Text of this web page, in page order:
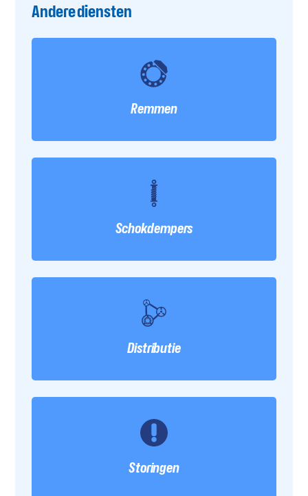
Andere diensten
Remmen
Schokdempers
Distributie
Storingen